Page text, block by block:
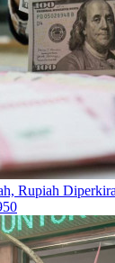
Rupiah